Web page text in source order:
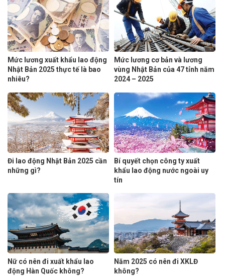
Mức lương xuất khẩu lao động
Nhật Bản 2025 thực tế là bao
nhiêu?
Mức lương cơ bản và lương
vùng Nhật Bản của 47 tỉnh năm
2024 – 2025
Đi lao động Nhật Bản 2025 cần
những gì?
Bí quyết chọn công ty xuất
khẩu lao động nước ngoài uy
tín
Nữ có nên đi xuất khẩu lao
động Hàn Quốc không?
Năm 2025 có nên đi XKLĐ
không?